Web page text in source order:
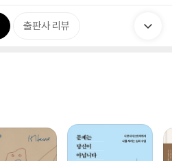
출판사 리뷰